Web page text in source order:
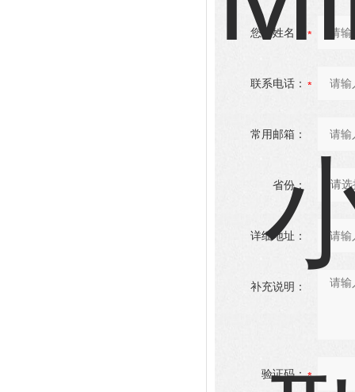
您的姓名：
联系电话：
常用邮箱：
省份：
详细地址：
补充说明：
验证码：